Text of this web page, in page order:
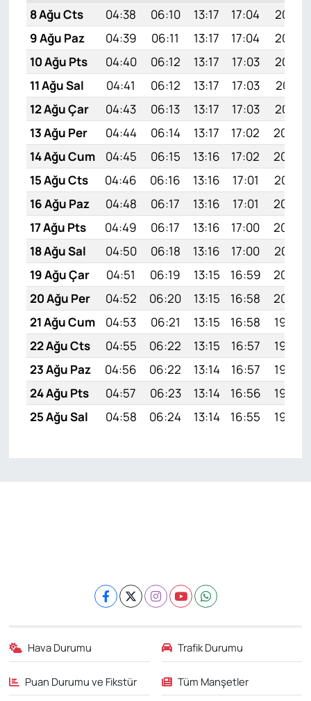
8 Ağu Cts
04:38 06:10 13:17 17:04
20:15
9 Ağu Paz
04:39 06:11 13:17 17:04
20:14
10 Ağu Pts
04:40 06:12 13:17 17:03
20:13
11 Ağu Sal
04:41 06:12 13:17 17:03
20:11
12 Ağu Çar
04:43 06:13 13:17 17:03
20:10
13 Ağu Per
04:44 06:14 13:17 17:02
20:09
14 Ağu Cum
04:45 06:15 13:16 17:02
20:08
15 Ağu Cts
04:46 06:16 13:16 17:01
20:07
16 Ağu Paz
04:48 06:17 13:16 17:01
20:05
17 Ağu Pts
04:49 06:17 13:16 17:00
20:04
18 Ağu Sal
04:50 06:18 13:16 17:00
20:03
19 Ağu Çar
04:51 06:19 13:15 16:59
20:02
20 Ağu Per
04:52 06:20 13:15 16:58
20:00
21 Ağu Cum
04:53 06:21 13:15 16:58
19:59
22 Ağu Cts
04:55 06:22 13:15 16:57
19:58
23 Ağu Paz
04:56 06:22 13:14 16:57
19:56
24 Ağu Pts
04:57 06:23 13:14 16:56
19:55
25 Ağu Sal
04:58 06:24 13:14 16:55 19:54
Hava Durumu Trafik Durumu
Puan Durumu ve Fikstür Tüm Manşetler